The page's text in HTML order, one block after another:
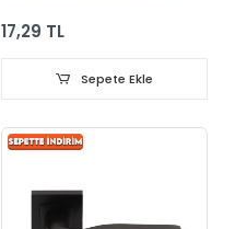
17,29 TL
Sepete Ekle